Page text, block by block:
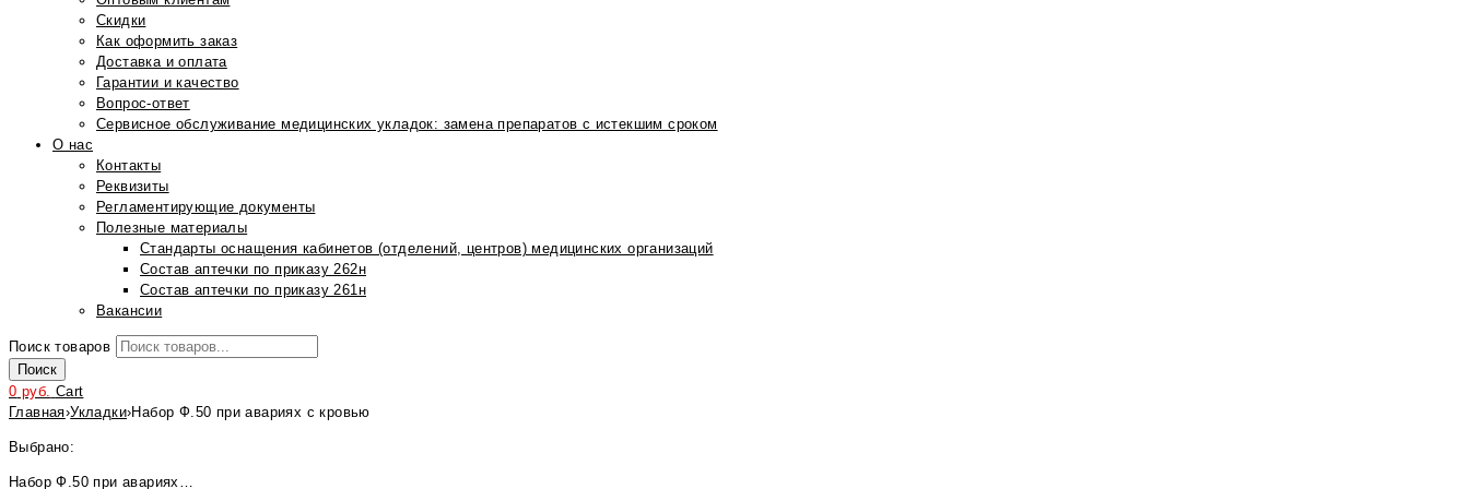
Скидки
Как оформить заказ
Доставка и оплата
Гарантии и качество
Вопрос-ответ
Сервисное обслуживание медицинских укладок: замена препаратов с истекшим сроком
О нас
Контакты
Реквизиты
Регламентирующие документы
Полезные материалы
Стандарты оснащения кабинетов (отделений, центров) медицинских организаций
Состав аптечки по приказу 262н
Состав аптечки по приказу 261н
Вакансии
Поиск товаров
Поиск
0 руб. Cart
Главная›Укладки›Набор Ф.50 при авариях с кровью
Выбрано:
Набор Ф.50 при авариях…